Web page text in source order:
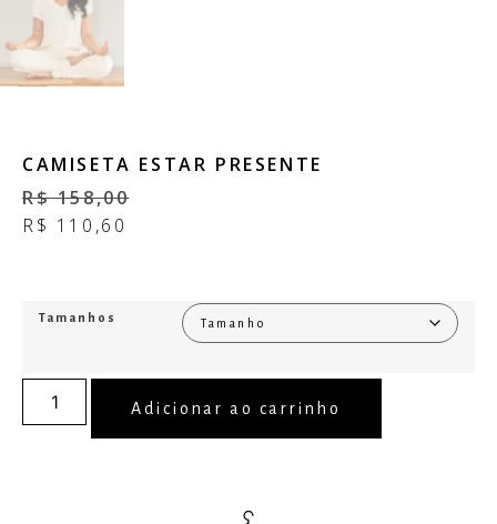
CAMISETA ESTAR PRESENTE
R$158,00
R$ 110,60
Tamanhos
Adicionar ao carrinho